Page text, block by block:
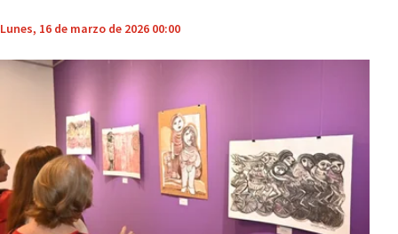
Lunes, 16 de marzo de 2026 00:00